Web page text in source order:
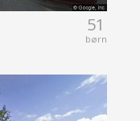
51
børn